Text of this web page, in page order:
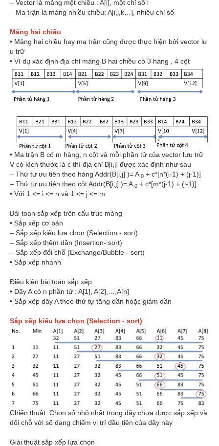
– Vector là mảng một chiều : A[i], một chỉ số i
– Ma trận là mảng nhiều chiều: A[i,j,k…], nhiều chỉ số
Mảng hai chiều
• Mảng hai chiều hay ma trận cũng được thực hiện bởi vector lư
u trữ
• Ví dụ xác định địa chỉ mảng B hai chiều có 3 hàng , 4 cột
• Ma trận B có m hàng, n cột và mỗi phần tử của vector lưu trữ
V có kích thước là c thì địa chỉ B[i,j] được xác định như sau
– Thứ tự ưu tiên theo hàng Addr(B[i,j] )= A0 + c*[n*(i-1) + (j-1)]
– Thứ tự ưu tiên theo cột Addr(B[i,j] )= A0 + c*[m*(j-1) + (i-1)]
• Với 1 <= i <= n và 1 <= j <= m
Bài toán sắp xếp trên cấu trúc mảng
• Sắp xếp cơ bản
– Sắp xếp kiểu lựa chọn (Selection - sort)
– Sắp xếp thêm dần (Insertion- sort)
– Sắp xếp đổi chỗ (Exchange/Bubble - sort)
• Sắp xếp nhanh
Điều kiện bài toán sắp xếp
• Dãy A có n phần tử : A[1], A[2],…,A[n]
• Sắp xếp dãy A theo thứ tự tăng dần hoặc giảm dần
Sắp xếp kiểu lựa chọn (Selection - sort)
Chiến thuật: Chọn số nhỏ nhất trong dãy chưa được sắp xếp và
đổi chỗ với số đang chiếm vị trí đầu tiên của dãy này
Giải thuật sắp xếp lựa chọn